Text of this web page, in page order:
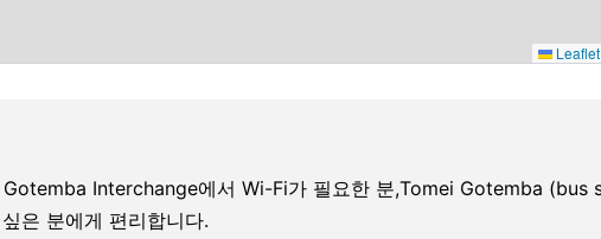
Leaflet
Interchange에서 Wi-Fi가 필요한 분,Tomei Gotemba (bus
은 분에게 편리합니다.